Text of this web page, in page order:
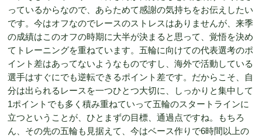
っているからなので、あらためて感謝の気持ちをお伝えしたい
です。今はオフなのでレースのストレスはありませんが、来季
の成績はこのオフの時期に大半が決まると思って、覚悟を決め
てトレーニングを重ねています。五輪に向けての代表選考のポ
イント差はあってないようなものですし、海外で活動している
選手はすぐにでも逆転できるポイント差です。だからこそ、自
分は出られるレースを一つひとつ大切に、しっかりと集中して
1ポイントでも多く積み重ねていって五輪のスタートラインに
立つということが、ひとまずの目標、通過点ですね。もちろ
ん、その先の五輪も見据えて、今はベース作りで6時間以上の